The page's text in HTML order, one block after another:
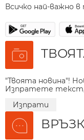
Всичко най-важно
"Твоята новина"!
Изпратете текст,
Изпрати